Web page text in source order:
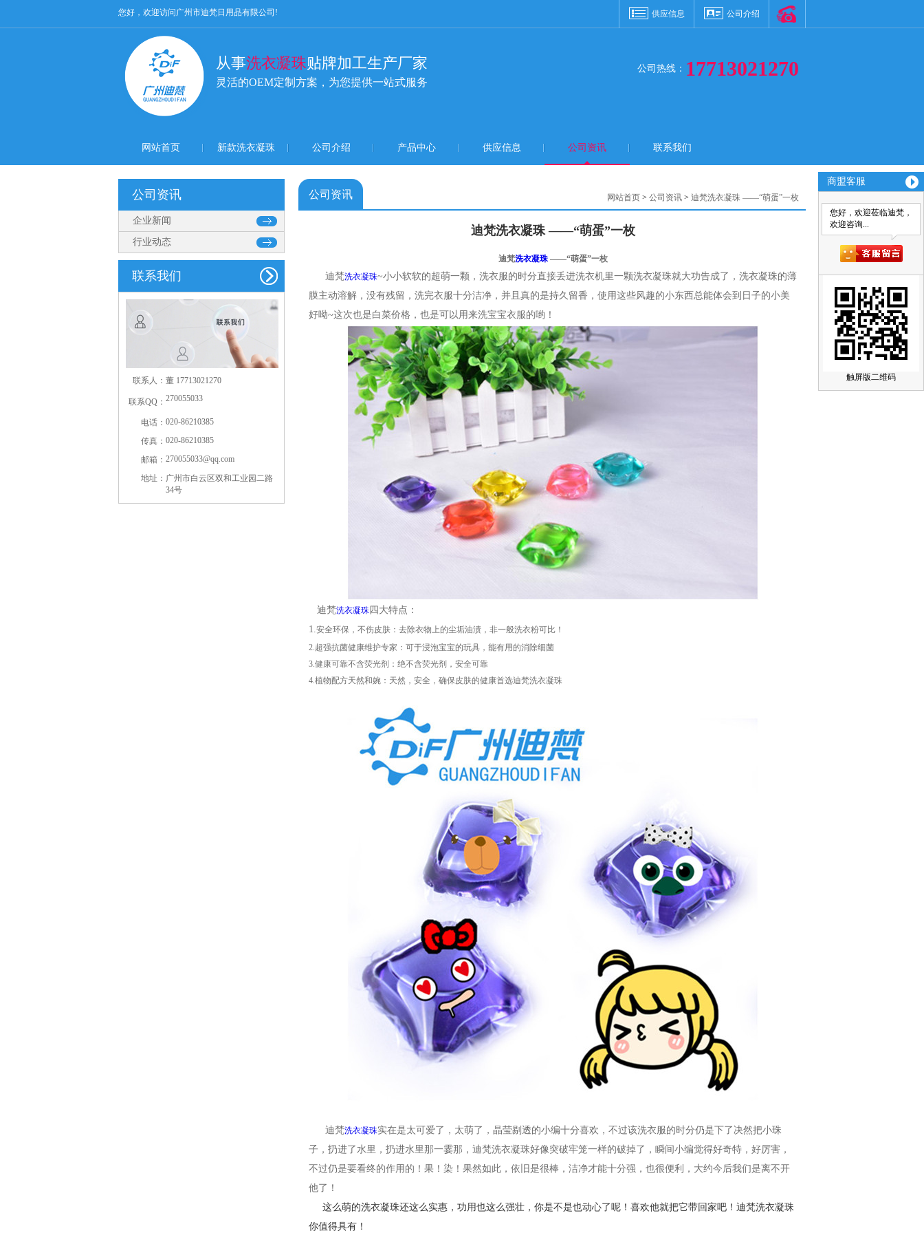
商盟客服
您好，欢迎莅临迪梵，
欢迎咨询...
触屏版二维码
您好，欢迎访问广州市迪梵日用品有限公司! 供应信息 公司介绍
从事洗衣凝珠贴牌加工生产厂家
灵活的OEM定制方案，为您提供一站式服务
公司热线： 17713021270
网站首页 新款洗衣凝珠 公司介绍 产品中心 供应信息 公司资讯 联系我们
公司资讯
企业新闻
行业动态
联系我们
联系人： 董 17713021270
联系QQ： 270055033
电话： 020-86210385
传真： 020-86210385
邮箱： 270055033@qq.com
地址： 广州市白云区双和工业园二路
34号
网站首页 > 公司资讯 > 迪梵洗衣凝珠 ——“萌蛋”一枚
公司资讯
迪梵洗衣凝珠 ——“萌蛋”一枚
迪梵洗衣凝珠——“萌蛋”一枚
迪梵洗衣凝珠~小小软软的超萌一颗，洗衣服的时分直接丢进洗衣机里一颗洗衣凝珠就大功告成了，洗衣凝珠的薄
膜主动溶解，没有残留，洗完衣服十分洁净，并且真的是持久留香，使用这些风趣的小东西总能体会到日子的小美
好呦~这次也是白菜价格，也是可以用来洗宝宝衣服的哟！
迪梵洗衣凝珠四大特点：
1.安全环保，不伤皮肤 ： 去除衣物上的尘垢油渍，非一般洗衣粉可比！
2.超强抗菌健康维护专家： 可于浸泡宝宝的玩具，能有用的消除细菌
3.健康可靠不含荧光剂： 绝不含荧光剂，安全可靠
4.植物配方天然和婉： 天然，安全，确保皮肤的健康首选迪梵洗衣凝珠
迪梵洗衣凝珠实在是太可爱了，太萌了，晶莹剔透的小编十分喜欢，不过该洗衣服的时分仍是下了决然把小珠
子，扔进了水里，扔进水里那一霎那，迪梵洗衣凝珠好像突破牢笼一样的破掉了，瞬间小编觉得好奇特，好厉害，
不过仍是要看终的作用的！ 果！染！果然如此，依旧是很棒，洁净才能十分强，也很便利，大约今后我们是离不开
他了！
这么萌的洗衣凝珠还这么实惠，功用也这么强壮，你是不是也动心了呢！ 喜欢他就把它带回家吧！迪梵洗衣凝珠
你值得具有！